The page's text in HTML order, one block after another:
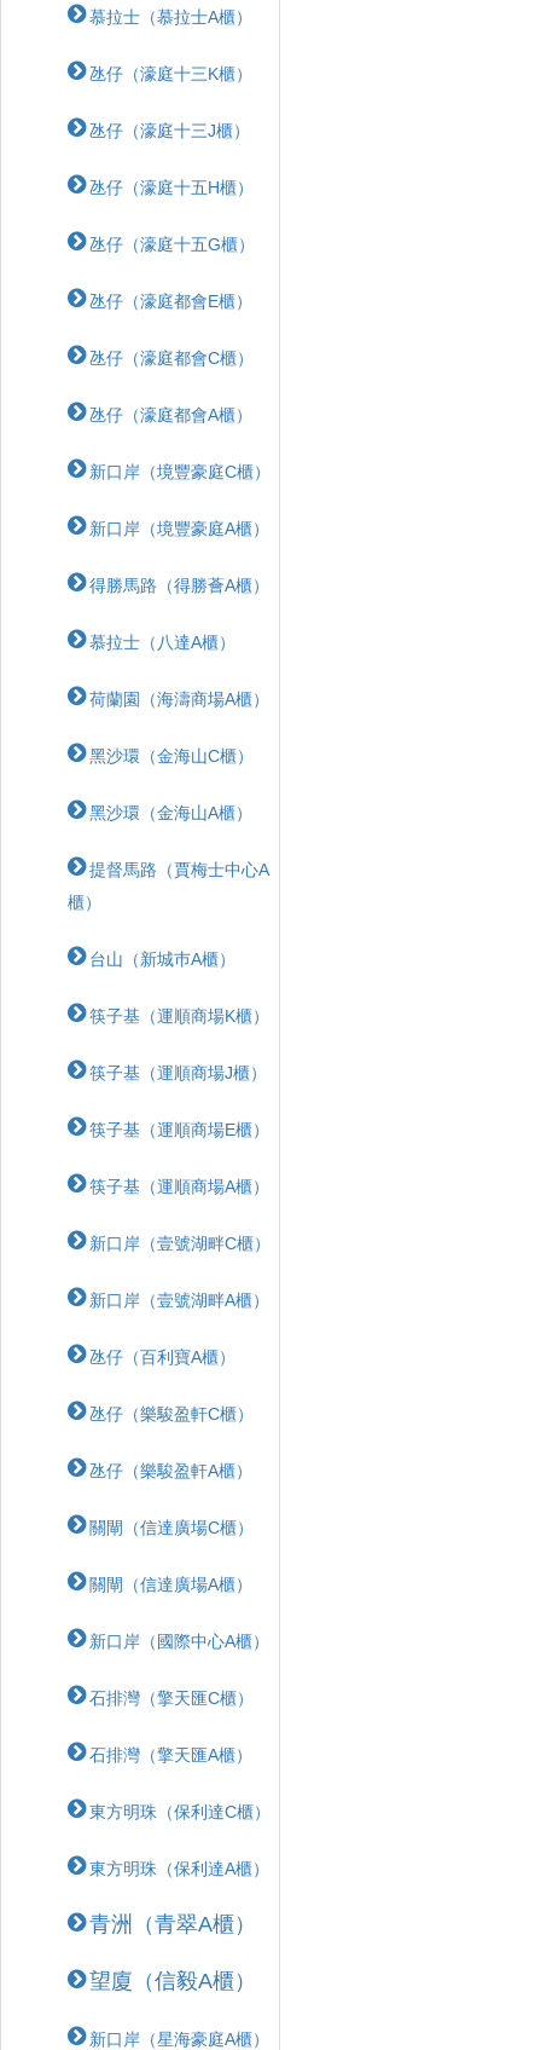
慕拉士（慕拉士A櫃）
氹仔（濠庭十三K櫃）
氹仔（濠庭十三J櫃）
氹仔（濠庭十五H櫃）
氹仔（濠庭十五G櫃）
氹仔（濠庭都會E櫃）
氹仔（濠庭都會C櫃）
氹仔（濠庭都會A櫃）
新口岸（境豐豪庭C櫃）
新口岸（境豐豪庭A櫃）
得勝馬路（得勝薈A櫃）
慕拉士（八達A櫃）
荷蘭園（海濤商場A櫃）
黑沙環（金海山C櫃）
黑沙環（金海山A櫃）
提督馬路（賈梅士中心A
櫃）
台山（新城巿A櫃）
筷子基（運順商場K櫃）
筷子基（運順商場J櫃）
筷子基（運順商場E櫃）
筷子基（運順商場A櫃）
新口岸（壹號湖畔C櫃）
新口岸（壹號湖畔A櫃）
氹仔（百利寶A櫃）
氹仔（樂駿盈軒C櫃）
氹仔（樂駿盈軒A櫃）
關閘（信達廣場C櫃）
關閘（信達廣場A櫃）
新口岸（國際中心A櫃）
石排灣（擎天匯C櫃）
石排灣（擎天匯A櫃）
東方明珠（保利達C櫃）
東方明珠（保利達A櫃）
青洲（青翠A櫃）
望廈（信毅A櫃）
新口岸（星海豪庭A櫃）